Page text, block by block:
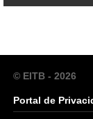
© EITB - 2026
Portal de